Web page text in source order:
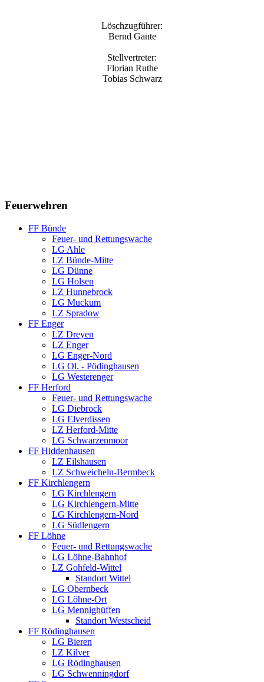
Löschzugführer:
Bernd Gante
Stellvertreter:
Florian Ruthe
Tobias Schwarz
Feuerwehren
FF Bünde
Feuer- und Rettungswache
LG Ahle
LZ Bünde-Mitte
LG Dünne
LG Holsen
LZ Hunnebrock
LG Muckum
LZ Spradow
FF Enger
LZ Dreyen
LZ Enger
LG Enger-Nord
LG Ol. - Pödinghausen
LG Westerenger
FF Herford
Feuer- und Rettungswache
LG Diebrock
LG Elverdissen
LZ Herford-Mitte
LG Schwarzenmoor
FF Hiddenhausen
LZ Eilshausen
LZ Schweicheln-Bermbeck
FF Kirchlengern
LG Kirchlengern
LG Kirchlengern-Mitte
LG Kirchlengern-Nord
LG Südlengern
FF Löhne
Feuer- und Rettungswache
LG Löhne-Bahnhof
LZ Gohfeld-Wittel
Standort Wittel
LG Obernbeck
LG Löhne-Ort
LG Mennighüffen
Standort Westscheid
FF Rödinghausen
LG Bieren
LZ Kilver
LG Rödinghausen
LG Schwenningdorf